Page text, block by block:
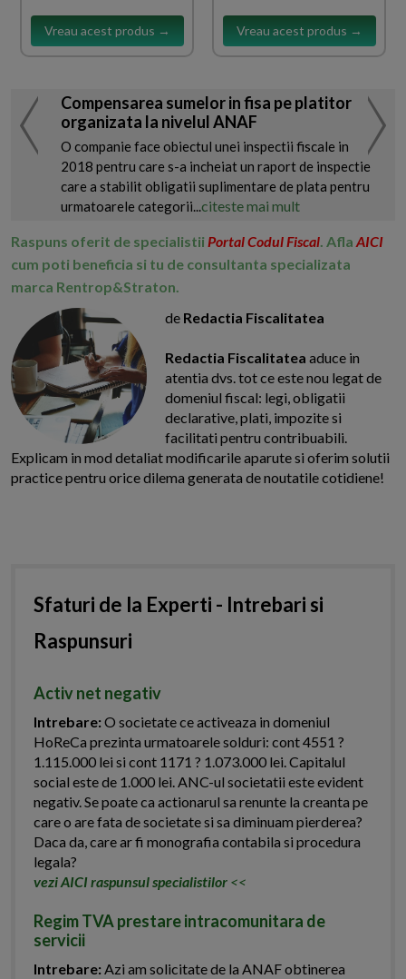
Vreau acest produs → Vreau acest produs →
Compensarea sumelor in fisa pe platitor
organizata la nivelul ANAF
O companie face obiectul unei inspectii fiscale in
2018 pentru care s-a incheiat un raport de inspectie
care a stabilit obligatii suplimentare de plata pentru
urmatoarele categorii...citeste mai mult
Raspuns oferit de specialistii Portal Codul Fiscal. Afla AICI
cum poti beneficia si tu de consultanta specializata
marca Rentrop&Straton.
de Redactia Fiscalitatea
Redactia Fiscalitatea aduce in
atentia dvs. tot ce este nou legat de
domeniul fiscal: legi, obligatii
declarative, plati, impozite si
facilitati pentru contribuabili.
Explicam in mod detaliat modificarile aparute si oferim solutii
practice pentru orice dilema generata de noutatile cotidiene!
Sfaturi de la Experti - Intrebari si
Raspunsuri
Activ net negativ
Intrebare:O societate ce activeaza in domeniul
HoReCa prezinta urmatoarele solduri: cont 4551 ?
1.115.000 lei si cont 1171 ? 1.073.000 lei. Capitalul
social este de 1.000 lei. ANC-ul societatii este evident
negativ. Se poate ca actionarul sa renunte la creanta pe
care o are fata de societate si sa diminuam pierderea?
Daca da, care ar fi monografia contabila si procedura
legala?
vezi AICI raspunsul specialistilor <<
Regim TVA prestare intracomunitara de
servicii
Intrebare:Azi am solicitate de la ANAF obtinerea